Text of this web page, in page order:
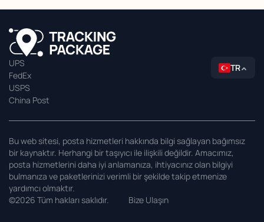
UPS
FedEx
USPS
China Post
TR
Bu web sitesi, posta hizmetleri hakkında bilgi sağlayan bağımsız
bir kaynaktır. Herhangi bir taşıyıcı ile ilişkili değildir. Amacımız,
posta hizmetlerini daha iyi anlamanıza, ihtiyacınız olan bilgiyi
bulmanıza ve paketlerinizi verimli bir şekilde takip etmenize
yardımcı olmaktır.
©2026 Tüm hakları saklıdır.
Bize Ulaşın